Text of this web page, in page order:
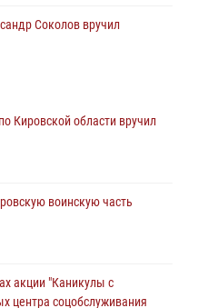
Соколов вручил
приняли участие в
Кировской области вручил
воинскую часть
акции "Каникулы с
центра соцобслуживания